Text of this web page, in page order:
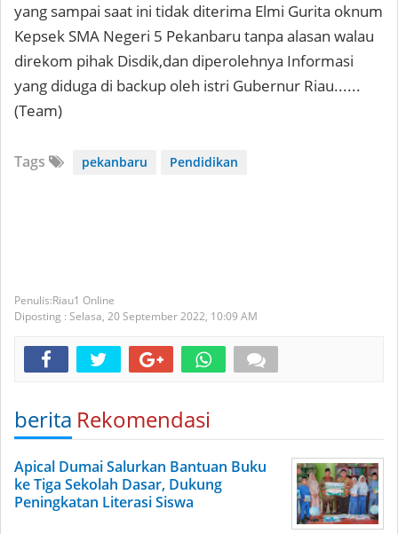
yang sampai saat ini tidak diterima Elmi Gurita oknum
Kepsek SMA Negeri 5 Pekanbaru tanpa alasan walau
direkom pihak Disdik,dan diperolehnya Informasi
yang diduga di backup oleh istri Gubernur Riau......
(Team)
Tags pekanbaru Pendidikan
Riau1 Online
Diposting : Selasa, 20 September 2022, 10:09 AM
berita Rekomendasi
Apical Dumai Salurkan Bantuan Buku
ke Tiga Sekolah Dasar, Dukung
Peningkatan Literasi Siswa